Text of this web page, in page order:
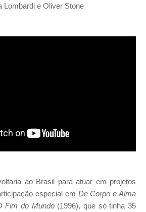
Lombardi e Oliver Stone
ao Brasil para atuar em projetos
especial em De Corpo e Alma
Fim do Mundo(1996), que só tinha 35